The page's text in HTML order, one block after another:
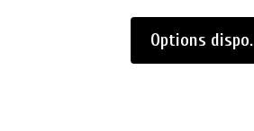
Options dispo.